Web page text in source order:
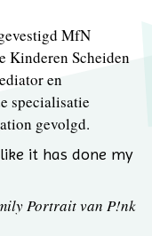
MfN
Kinderen Scheiden
en
specialisatie
gevolgd.
it has done my
Portrait van P!nk